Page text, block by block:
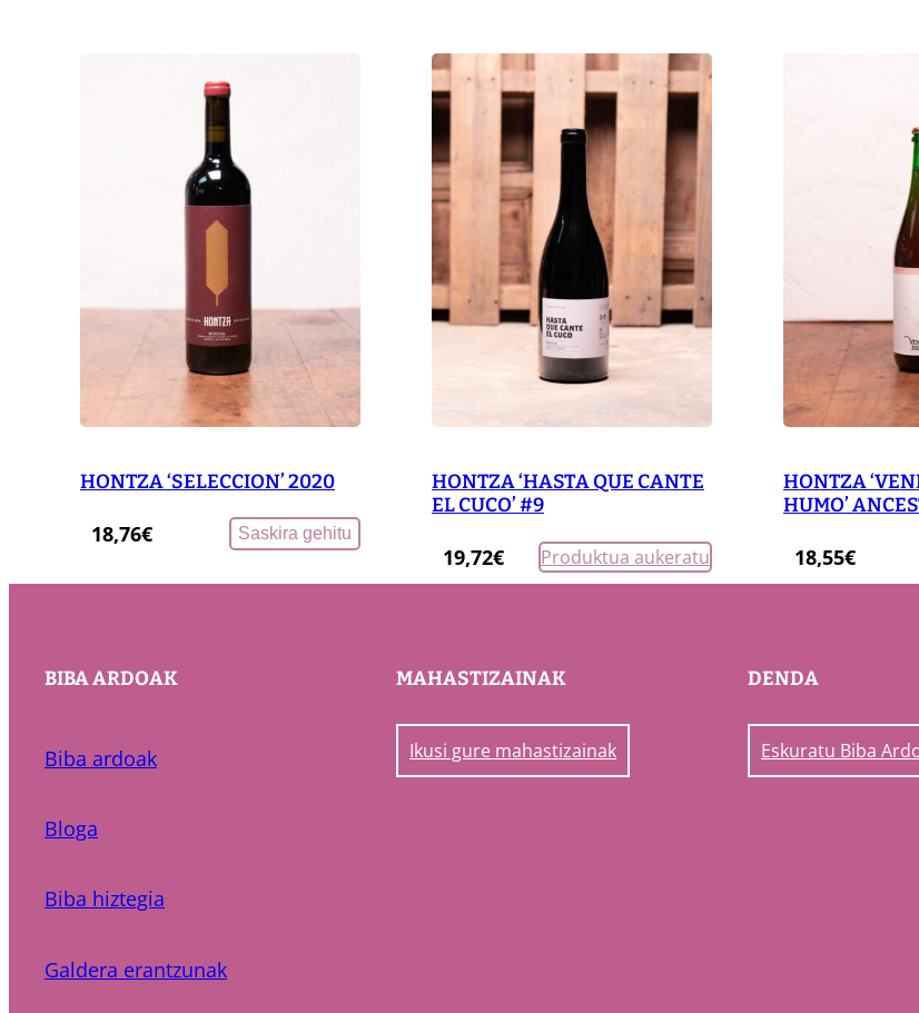
u
a
n
y
HONTZA ‘SELECCION’ 2020
18,76€ Saskira gehitu
HONTZA ‘HASTA QUE CANTE
EL CUCO’ #9
19,72€ Produktua aukeratu
HONTZA
HUMO’
18,55€
BIBA ARDOAK
Biba ardoak
Bloga
Biba hiztegia
Galdera erantzunak
MAHASTIZAINAK
Ikusi gure mahastizainak
DENDA
Eskuratu Biba